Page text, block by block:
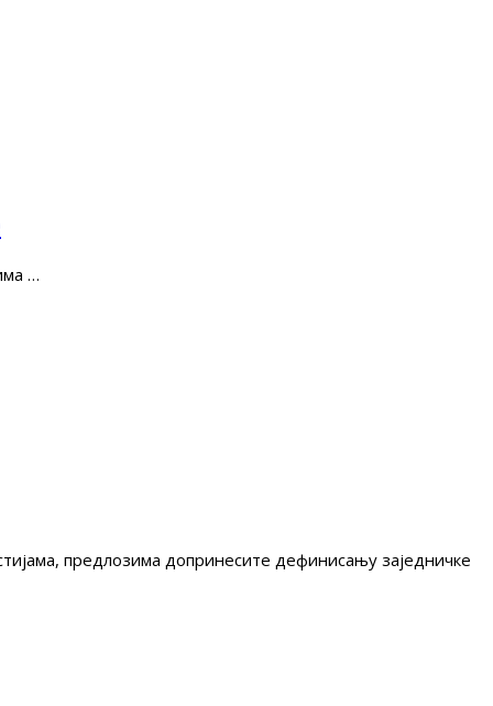
…
предлозима допринесите дефинисању заједничке